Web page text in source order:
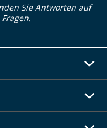
Sie Antworten auf